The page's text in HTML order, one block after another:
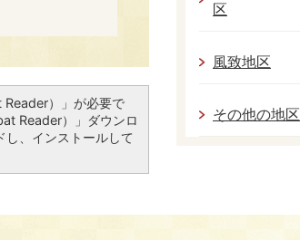
）」が必要で
Reader）」ダウンロ
、インストールして
区
風致地区
その他の地区